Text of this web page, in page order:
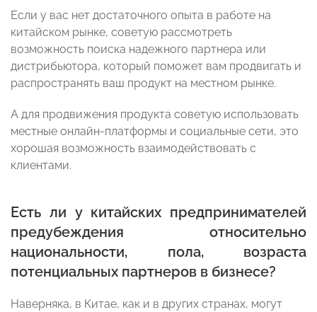
Если у вас нет достаточного опыта в работе на
китайском рынке, советую рассмотреть
возможность поиска надежного партнера или
дистрибьютора, который поможет вам продвигать и
распространять ваш продукт на местном рынке.
А для продвижения продукта советую использовать
местные онлайн-платформы и социальные сети, это
хорошая возможность взаимодействовать с
клиентами.
Есть ли у китайских предпринимателей
предубеждения относительно
национальности, пола, возраста
потенциальных партнеров в бизнесе?
Наверняка, в Китае, как и в других странах, могут